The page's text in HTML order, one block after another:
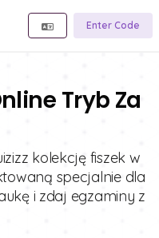
Enter Code
Tryb Za
kolekcję fiszek w
specjalnie dla
i zdaj egzaminy z